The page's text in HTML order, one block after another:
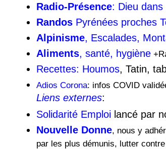
Radio-Présence: Dieu dans
Randos Pyrénées proches
Alpinisme, Escalades,
Aliments, santé, hygiène
Recettes: Houmos, Tatin,
Adios Corona: infos COVID
Liens externes:
Solidarité Emploi lancé par
Nouvelle Donne, nous y
par les plus démunis, lutter contre